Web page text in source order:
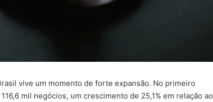
vive um momento de forte expansão. No primeiro
mil negócios, um crescimento de 25,1% em relação ao